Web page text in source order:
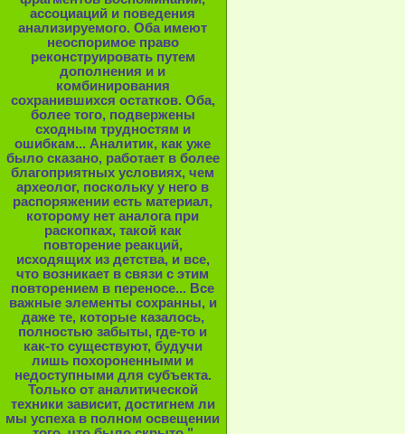
ассоциаций и поведения
анализируемого. Оба имеют
неоспоримое право
реконструировать путем
дополнения и и
комбинирования
сохранившихся остатков. Оба,
более того, подвержены
сходным трудностям и
ошибкам... Аналитик, как уже
было сказано, работает в более
благоприятных условиях, чем
археолог, поскольку у него в
распоряжении есть материал,
которому нет аналога при
раскопках, такой как
повторение реакций,
исходящих из детства, и все,
что возникает в связи с этим
повторением в переносе... Все
важные элементы сохранны, и
даже те, которые казалось,
полностью забыты, где-то и
как-то существуют, будучи
лишь похороненными и
недоступными для субъекта.
Только от аналитической
техники зависит, достигнем ли
мы успеха в полном освещении